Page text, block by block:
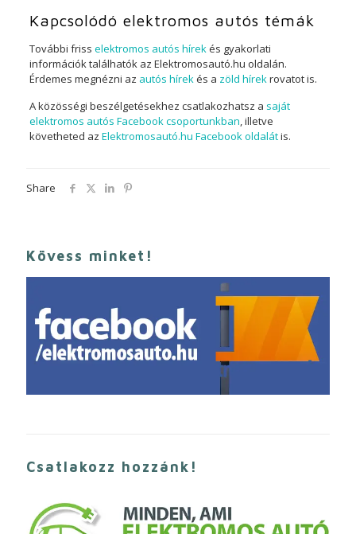
Kapcsolódó elektromos autós témák
További friss elektromos autós hírekés gyakorlati
információk találhatók az Elektromosautó.hu oldalán.
Érdemes megnézni az autós hírekés a zöld hírekrovatot is.
A közösségi beszélgetésekhez csatlakozhatsz a saját
elektromos autós Facebook csoportunkban, illetve
követheted az Elektromosautó.hu Facebook oldalátis.
Share
Kövess minket!
Csatlakozz hozzánk!